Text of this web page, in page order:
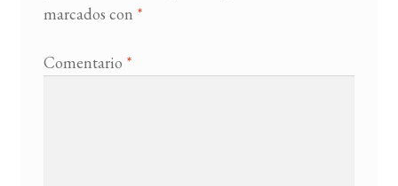
marcados con *
Comentario *